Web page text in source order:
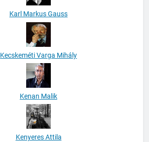
Karl Markus Gauss
Kecskeméti Varga Mihály
Kenan Malik
Kenyeres Attila